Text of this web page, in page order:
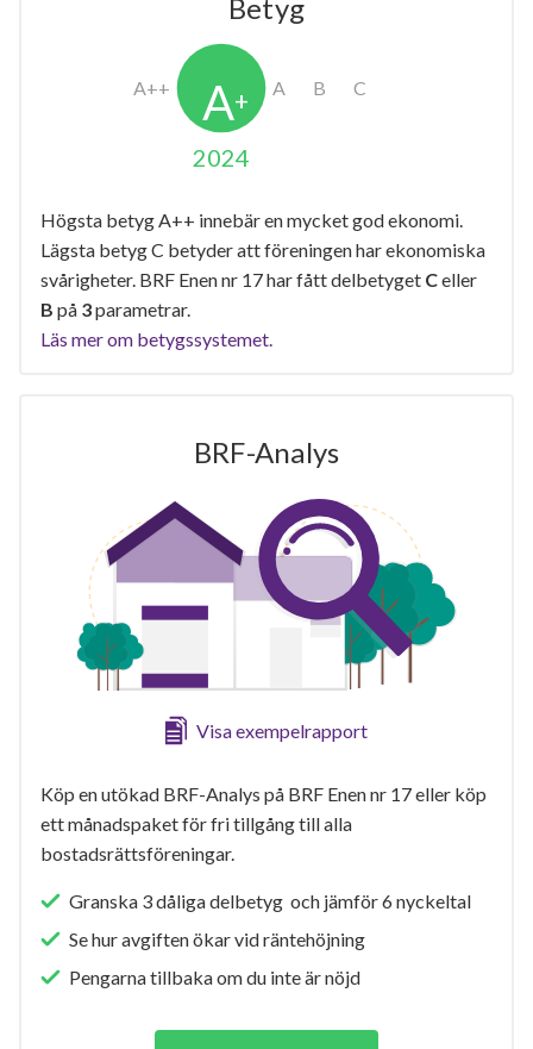
Betyg
2024
Högsta betyg A++ innebär en mycket god ekonomi.
Lägsta betyg C betyder att föreningen har ekonomiska
svårigheter. BRF Enen nr 17 har fått delbetyget Celler
B på 3parametrar.
Läs mer om betygssystemet.
BRF-Analys
Visa exempelrapport
Köp en utökad BRF-Analys på BRF Enen nr 17 eller köp
ett månadspaket för fri tillgång till alla
bostadsrättsföreningar.
Granska 3 dåliga delbetyg och jämför 6 nyckeltal
Se hur avgiften ökar vid räntehöjning
Pengarna tillbaka om du inte är nöjd